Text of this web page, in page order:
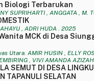
Biologi Terbarukan
SUPRIHARTI , ANGGATA , M.
, ADRI HUDA . 2025
MCK di Desa
Utara. AMIR HUSIN , ELLY
, VIVI AMANDA
SEMUT DI DESA
TAPANULI SELATAN